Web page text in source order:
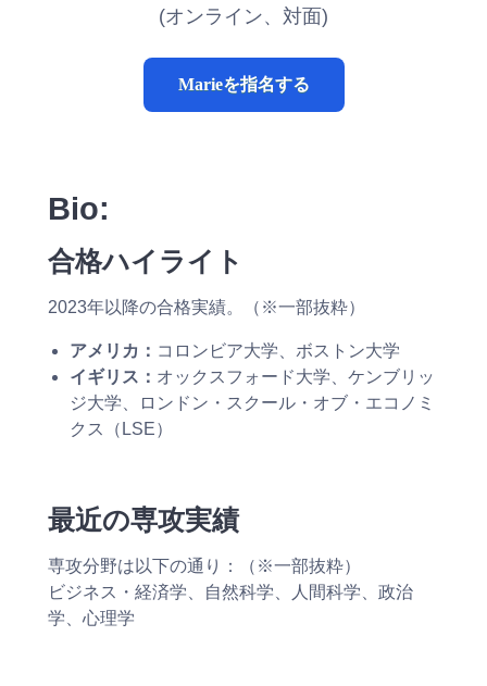
(オンライン、対面)
Marieを指名する
Bio:
合格ハイライト
2023年以降の合格実績。（※一部抜粋）
アメリカ： コロンビア大学、ボストン大学
イギリス： オックスフォード大学、ケンブリッ
ジ大学、ロンドン・スクール・オブ・エコノミ
クス（LSE）
最近の専攻実績
専攻分野は以下の通り：（※一部抜粋）
ビジネス・経済学、自然科学、人間科学、政治
学、心理学